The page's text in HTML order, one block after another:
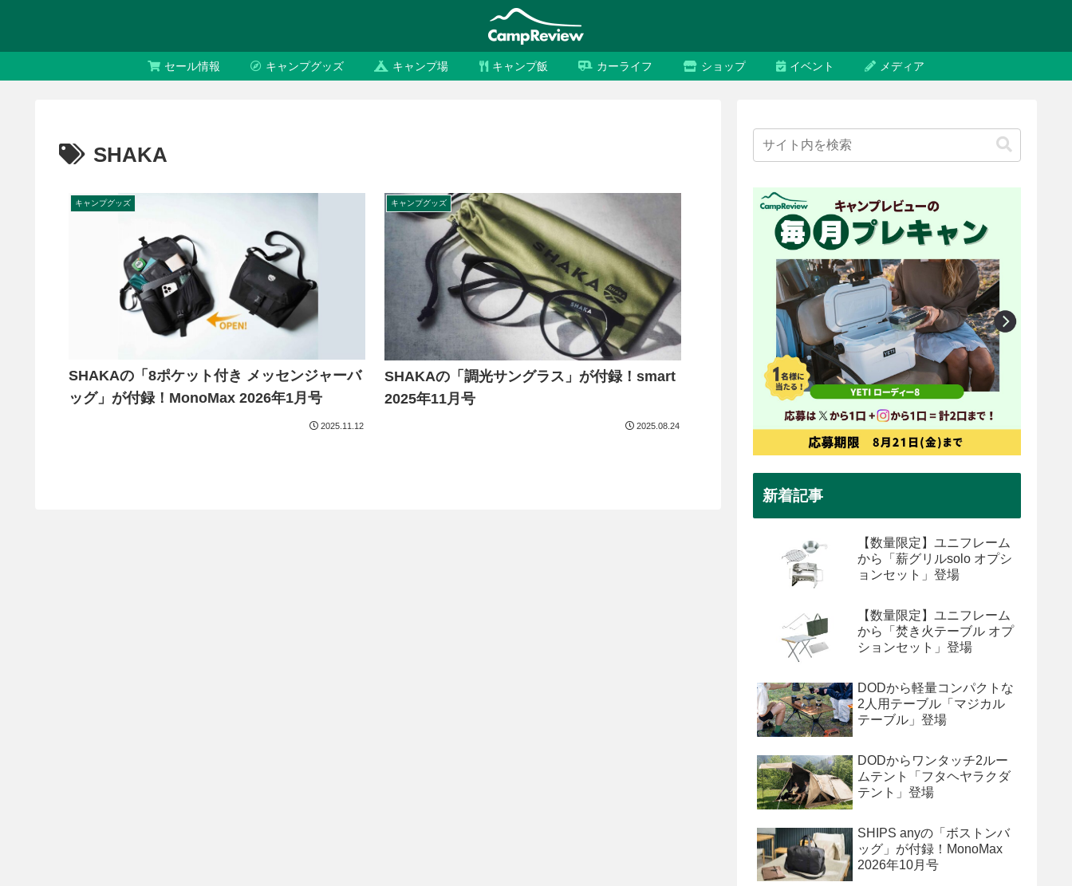
セール情報 キャンプグッズ キャンプ場 キャンプ飯 カーライフ ショップ イベント メディア
SHAKA
キャンプグッズ
SHAKAの「8ポケット付き メッセンジャーバ
ッグ」が付録！MonoMax 2026年1月号
2025.11.12
キャンプグッズ
SHAKAの「調光サングラス」が付録！smart
2025年11月号
2025.08.24
新着記事
【数量限定】ユニフレーム
から「薪グリルsolo オプシ
ョンセット」登場
【数量限定】ユニフレーム
から「焚き火テーブル オプ
ションセット」登場
DODから軽量コンパクトな
2人用テーブル「マジカル
テーブル」登場
DODからワンタッチ2ルー
ムテント「フタヘヤラクダ
テント」登場
SHIPS anyの「ボストンバ
ッグ」が付録！MonoMax
2026年10月号